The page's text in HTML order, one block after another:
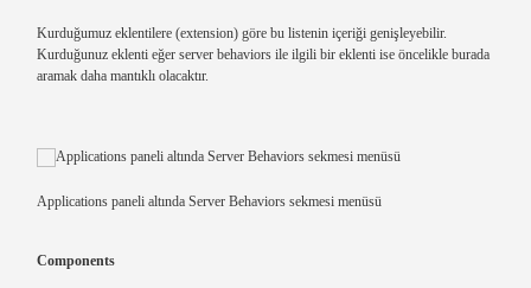
Kurduğumuz eklentilere (extension) göre bu listenin içeriği genişleyebilir.
Kurduğunuz eklenti eğer server behaviors ile ilgili bir eklenti ise öncelikle burada
aramak daha mantıklı olacaktır.
Applications paneli altında Server Behaviors sekmesi menüsü
Components